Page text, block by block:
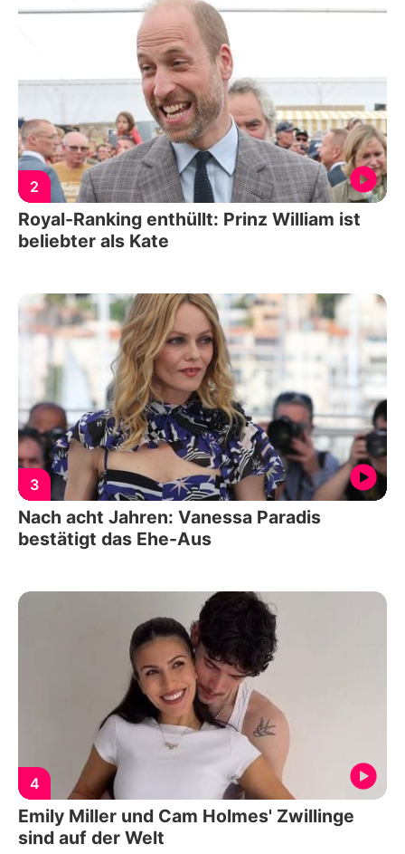
2
Royal-Ranking enthüllt: Prinz William ist
beliebter als Kate
3
Nach acht Jahren: Vanessa Paradis
bestätigt das Ehe-Aus
4
Emily Miller und Cam Holmes' Zwillinge
sind auf der Welt